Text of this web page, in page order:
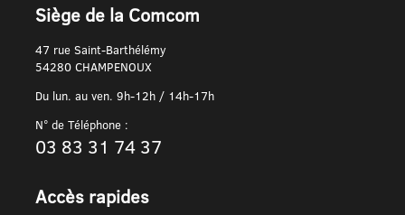
Siège de la Comcom
47 rue Saint-Barthélémy
54280 CHAMPENOUX
Du lun. au ven. 9h-12h / 14h-17h
N° de Téléphone :
03 83 31 74 37
Accès rapides